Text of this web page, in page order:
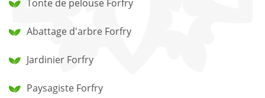
Tonte de pelouse Forfry
Abattage d'arbre Forfry
Jardinier Forfry
Paysagiste Forfry